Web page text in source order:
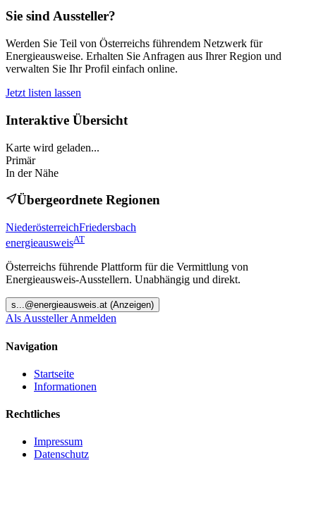
Sie sind Aussteller?
Werden Sie Teil von Österreichs führendem Netzwerk für
Energieausweise. Erhalten Sie Anfragen aus Ihrer Region und
verwalten Sie Ihr Profil einfach online.
Jetzt listen lassen
Interaktive Übersicht
Karte wird geladen...
Primär
In der Nähe
Übergeordnete Regionen
NiederösterreichFriedersbach
energieausweisAT
Österreichs führende Plattform für die Vermittlung von
Energieausweis-Ausstellern. Unabhängig und direkt.
s...@energieausweis.at (Anzeigen)
Als Aussteller Anmelden
Navigation
Startseite
Informationen
Rechtliches
Impressum
Datenschutz